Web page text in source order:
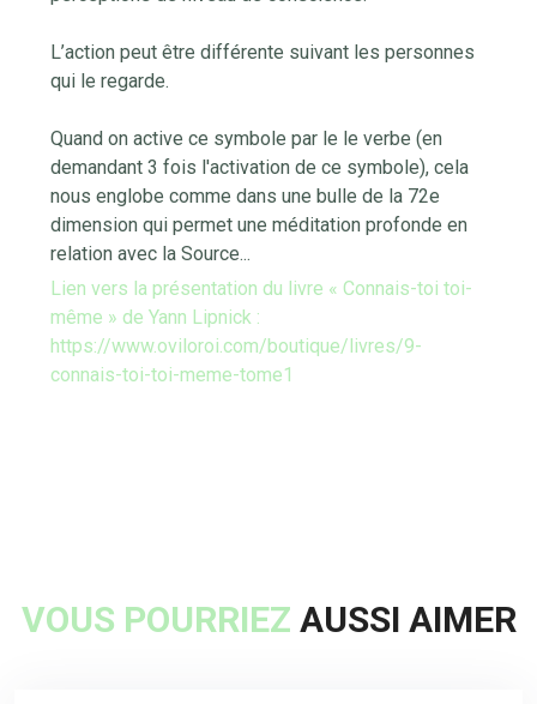
L’action peut être différente suivant les personnes
qui le regarde.
Quand on active ce symbole par le le verbe (en
demandant 3 fois l'activation de ce symbole), cela
nous englobe comme dans une bulle de la 72e
dimension qui permet une méditation profonde en
relation avec la Source...
Lien vers la présentation du livre « Connais-toi toi-
même » de Yann Lipnick :
https://www.oviloroi.com/boutique/livres/9-
connais-toi-toi-meme-tome1
VOUS POURRIEZ AUSSI AIMER